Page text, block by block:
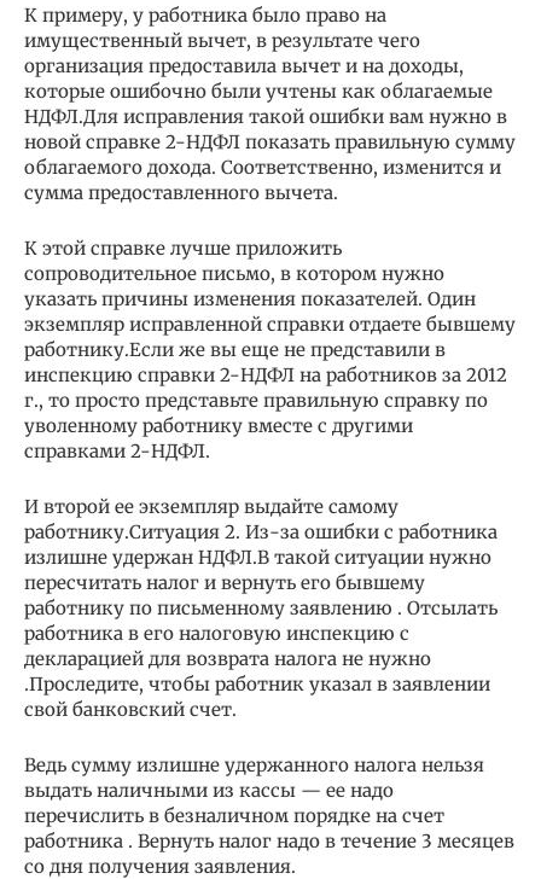
К примеру, у работника было право на
имущественный вычет, в результате чего
организация предоставила вычет и на доходы,
которые ошибочно были учтены как облагаемые
НДФЛ.Для исправления такой ошибки вам нужно в
новой справке 2-НДФЛ показать правильную сумму
облагаемого дохода. Соответственно, изменится и
сумма предоставленного вычета.
К этой справке лучше приложить
сопроводительное письмо, в котором нужно
указать причины изменения показателей. Один
экземпляр исправленной справки отдаете бывшему
работнику.Если же вы еще не представили в
инспекцию справки 2-НДФЛ на работников за 2012
г., то просто представьте правильную справку по
уволенному работнику вместе с другими
справками 2-НДФЛ.
И второй ее экземпляр выдайте самому
работнику.Ситуация 2. Из-за ошибки с работника
излишне удержан НДФЛ.В такой ситуации нужно
пересчитать налог и вернуть его бывшему
работнику по письменному заявлению . Отсылать
работника в его налоговую инспекцию с
декларацией для возврата налога не нужно
.Проследите, чтобы работник указал в заявлении
свой банковский счет.
Ведь сумму излишне удержанного налога нельзя
выдать наличными из кассы — ее надо
перечислить в безналичном порядке на счет
работника . Вернуть налог надо в течение 3 месяцев
со дня получения заявления.